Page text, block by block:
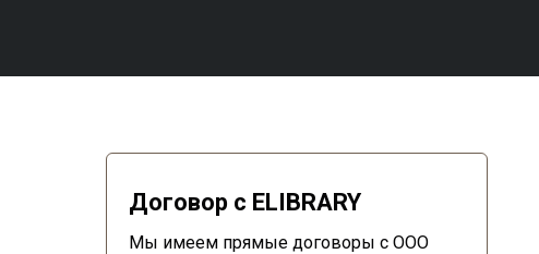
Договор с ELIBRARY
Мы имеем прямые договоры с ООО